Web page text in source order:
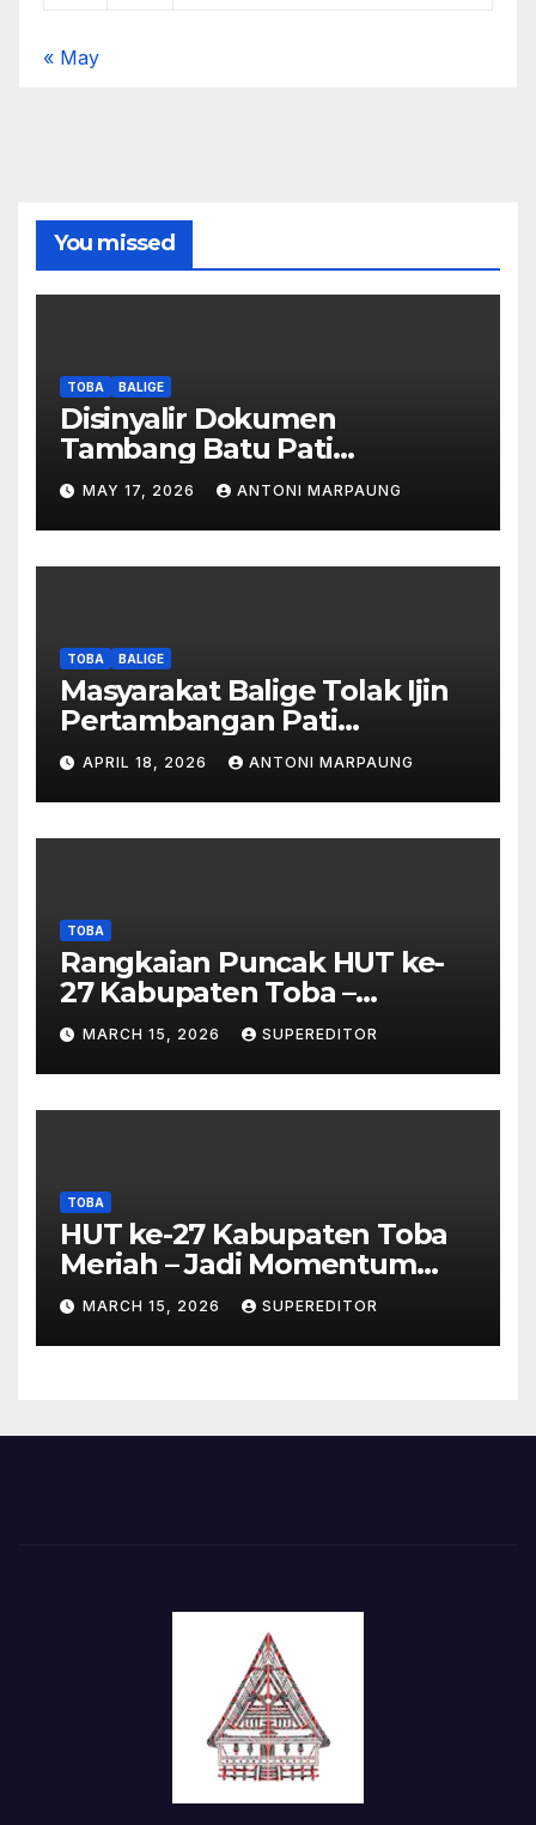
« May
You missed
TOBA BALIGE
Disinyalir Dokumen
Tambang Batu Pati
Simanjuntak Palsu – Jerry
Manurung : Tambang Tidak
Berada Di DTA – Frengki
Pardede : Kami Tidak Miliki
Dipalsukan
MAY 17, 2026 ANTONI MARPAUNG
TOBA BALIGE
Masyarakat Balige Tolak Ijin
Pertambangan Pati
Simanjuntak – btc Akan
Investigasi Proses Perijinan
APRIL 18, 2026 ANTONI MARPAUNG
TOBA
Rangkaian Puncak HUT ke-
27 Kabupaten Toba –
Panjatkan Doa Untuk
Kesejahteraan
MARCH 15, 2026 SUPEREDITOR
TOBA
HUT ke-27 Kabupaten Toba
Meriah – Jadi Momentum
Perkuat Sinergi
Pembangunan Kawasan
Danau Toba
MARCH 15, 2026 SUPEREDITOR